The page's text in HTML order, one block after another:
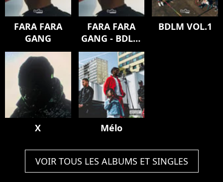
FARA FARA
GANG
FARA FARA
GANG - BDLM
EXTENSION
BDLM VOL.1
X Mélo
VOIR TOUS LES ALBUMS ET SINGLES